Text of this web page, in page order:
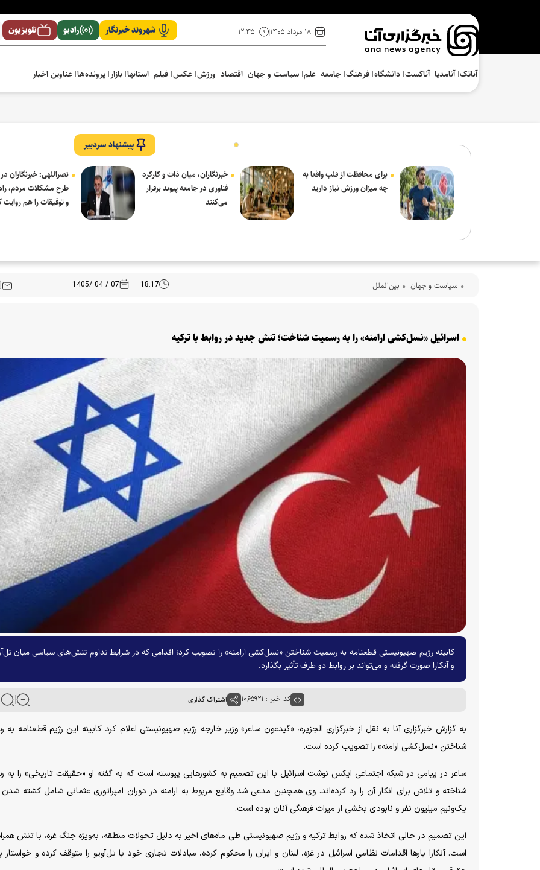
۱۸ مرداد ۱۴۰۵ ۱۲:۴۵ شهروند خبرنگار رادیو تلویزیون
آناتک آنامدیا آناکست دانشگاه فرهنگ‌ جامعه علم سیاست و جهان اقتصاد ورزش عکس فیلم استانها بازار پرونده‌ها عناوین اخبار
پیشنهاد سردبیر
برای محافظت از قلب واقعا به
چه میزان ورزش نیاز دارید
خبرنگاران، میان ذات و کارکرد
فناوری در جامعه پیوند برقرار
می‌کنند
نصراللهی: خبرنگاران در
طرح مشکلات مردم،
و توفیقات را هم روایت
سیاست و جهان بین‌الملل 18:17
07 / 04 /1405
اسرائیل «نسل‌کشی ارامنه» را به رسمیت شناخت؛ تنش جدید در روابط با ترکیه
کابینه رژیم صهیونیستی قطعنامه به رسمیت شناختن «نسل‌کشی ارامنه» را تصویب کرد؛ اقدامی که در شرایط تداوم تنش‌های سیاسی میان
و آنکارا صورت گرفته و می‌تواند بر روابط دو طرف تأثیر بگذارد.
کد خبر : ۱۰۶۵۹۲۱ اشتراک گذاری
به گزارش خبرگزاری آنا به نقل از خبرگزاری الجزیره، «گیدعون ساعر» وزیر خارجه رژیم صهیونیستی اعلام کرد کابینه این رژیم قطعنامه
شناختن «نسل‌کشی ارامنه» را تصویب کرده است.
ساعر در پیامی در شبکه اجتماعی ایکس نوشت اسرائیل با این تصمیم به کشورهایی پیوسته است که به گفته او «حقیقت تاریخی» را به
شناخته و تلاش برای انکار آن را رد کرده‌اند. وی همچنین مدعی شد وقایع مربوط به ارامنه در دوران امپراتوری عثمانی شامل کشته
یک‌ونیم میلیون نفر و نابودی بخشی از میراث فرهنگی آنان بوده است.
این تصمیم در حالی اتخاذ شده که روابط ترکیه و رژیم صهیونیستی طی ماه‌های اخیر به دلیل تحولات منطقه، به‌ویژه جنگ غزه، با تنش
است. آنکارا بارها اقدامات نظامی اسرائیل در غزه، لبنان و ایران را محکوم کرده، مبادلات تجاری خود با تل‌آویو را متوقف کرده و خواستار